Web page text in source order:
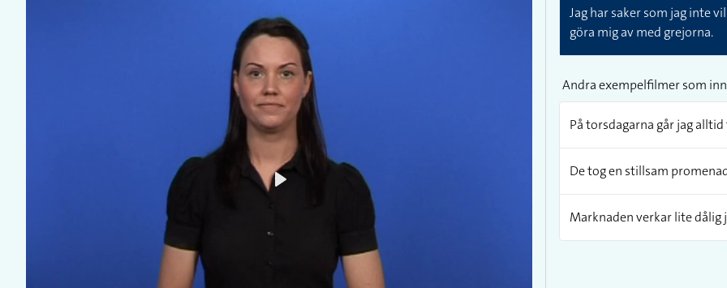
Jag har saker som jag inte
göra mig av med grejorna.
Andra exempelfilmer som
På torsdagarna går jag
De tog en stillsam
Marknaden verkar lite